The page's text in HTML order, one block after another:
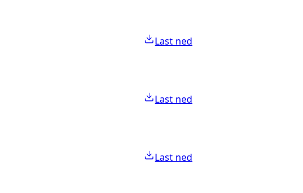
Last ned
Last ned
Last ned